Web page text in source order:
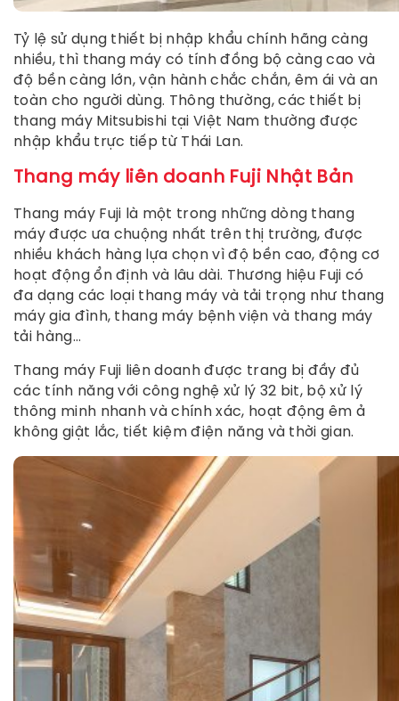
Tỷ lệ sử dụng thiết bị nhập khẩu chính hãng càng
nhiều, thì thang máy có tính đồng bộ càng cao và
độ bền càng lớn, vận hành chắc chắn, êm ái và an
toàn cho người dùng. Thông thường, các thiết bị
thang máy Mitsubishi tại Việt Nam thường được
nhập khẩu trực tiếp từ Thái Lan.
Thang máy liên doanh Fuji Nhật Bản
Thang máy Fuji là một trong những dòng thang
máy được ưa chuộng nhất trên thị trường, được
nhiều khách hàng lựa chọn vì độ bền cao, động cơ
hoạt động ổn định và lâu dài. Thương hiệu Fuji có
đa dạng các loại thang máy và tải trọng như thang
máy gia đình, thang máy bệnh viện và thang máy
tải hàng…
Thang máy Fuji liên doanh được trang bị đầy đủ
các tính năng với công nghệ xử lý 32 bit, bộ xử lý
thông minh nhanh và chính xác, hoạt động êm ả
không giật lắc, tiết kiệm điện năng và thời gian.